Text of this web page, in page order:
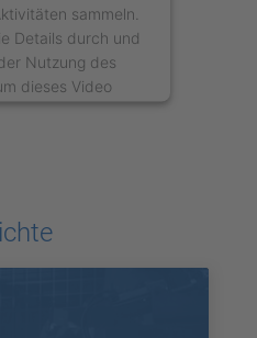
sammeln.
Details durch und
Nutzung des
dieses Video
Consent